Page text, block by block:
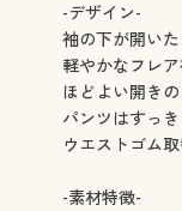
-デザイン-
袖の下が開い
軽やかなフレ
ほどよい開き
パンツはすっ
ウエストゴム取
-素材特徴-